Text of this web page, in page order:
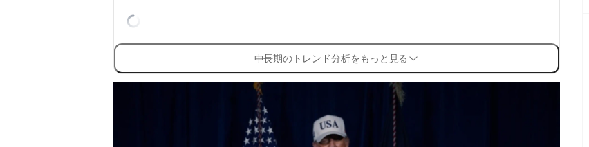
中長期のトレンド分析をもっと見る